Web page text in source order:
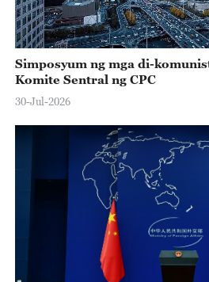
Simposyum ng mga di-
Komite Sentral ng CPC
30-Jul-2026